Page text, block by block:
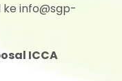
ke info@sgp-
ICCA